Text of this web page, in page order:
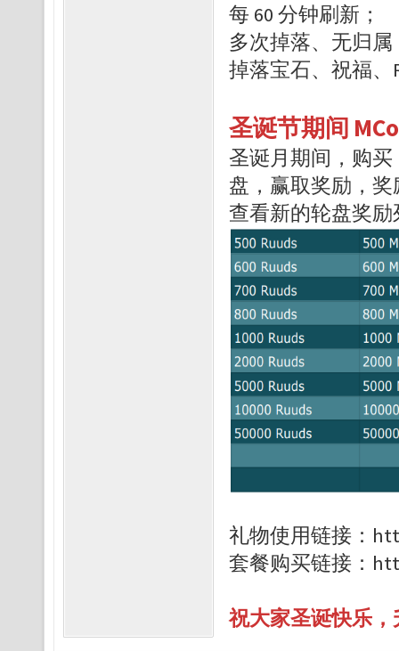
每 60 分钟刷新；
多次掉落、无归
掉落宝石、祝福、
圣诞节期间
圣诞月期间，购买
盘，赢取奖励，
查看新的轮盘奖
礼物使用链接：
套餐购买链接：
祝大家圣诞快乐